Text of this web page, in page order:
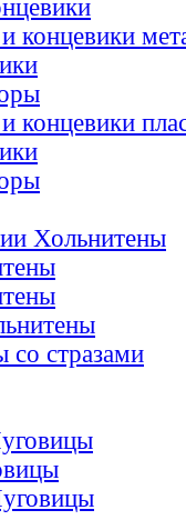
концевики
концевики
Хольнитены
со стразами